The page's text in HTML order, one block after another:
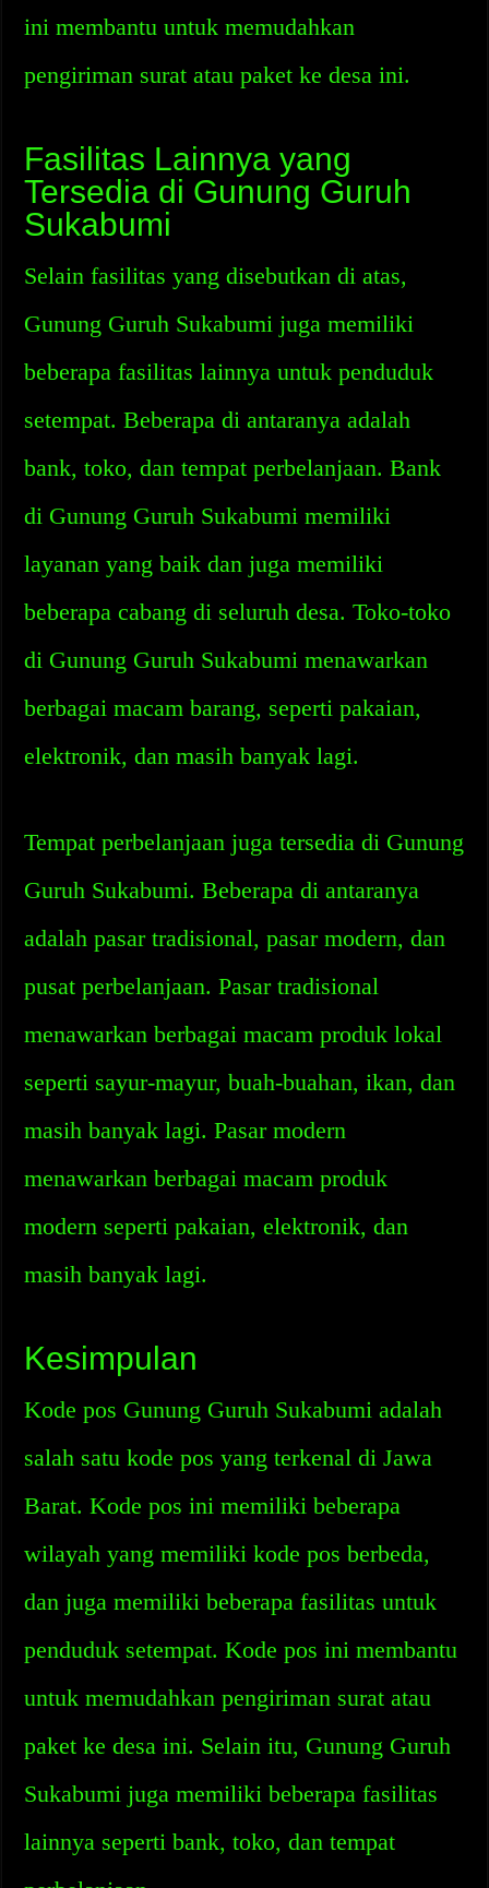
ini membantu untuk memudahkan
pengiriman surat atau paket ke desa ini.
Fasilitas Lainnya yang
Tersedia di Gunung Guruh
Sukabumi
Selain fasilitas yang disebutkan di atas,
Gunung Guruh Sukabumi juga memiliki
beberapa fasilitas lainnya untuk penduduk
setempat. Beberapa di antaranya adalah
bank, toko, dan tempat perbelanjaan. Bank
di Gunung Guruh Sukabumi memiliki
layanan yang baik dan juga memiliki
beberapa cabang di seluruh desa. Toko-toko
di Gunung Guruh Sukabumi menawarkan
berbagai macam barang, seperti pakaian,
elektronik, dan masih banyak lagi.
Tempat perbelanjaan juga tersedia di Gunung
Guruh Sukabumi. Beberapa di antaranya
adalah pasar tradisional, pasar modern, dan
pusat perbelanjaan. Pasar tradisional
menawarkan berbagai macam produk lokal
seperti sayur-mayur, buah-buahan, ikan, dan
masih banyak lagi. Pasar modern
menawarkan berbagai macam produk
modern seperti pakaian, elektronik, dan
masih banyak lagi.
Kesimpulan
Kode pos Gunung Guruh Sukabumi adalah
salah satu kode pos yang terkenal di Jawa
Barat. Kode pos ini memiliki beberapa
wilayah yang memiliki kode pos berbeda,
dan juga memiliki beberapa fasilitas untuk
penduduk setempat. Kode pos ini membantu
untuk memudahkan pengiriman surat atau
paket ke desa ini. Selain itu, Gunung Guruh
Sukabumi juga memiliki beberapa fasilitas
lainnya seperti bank, toko, dan tempat